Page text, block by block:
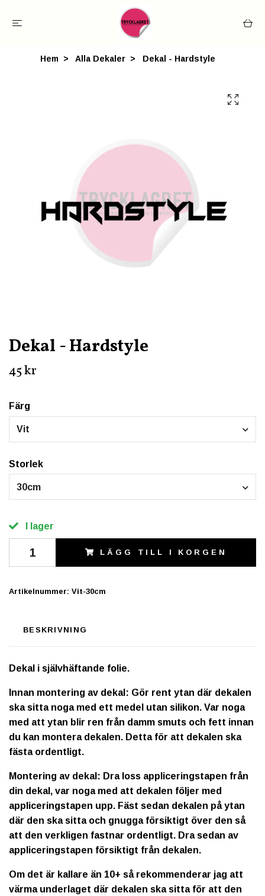
Hem Alla Dekaler Dekal - Hardstyle
Dekal - Hardstyle
45 kr
Färg
Vit
Storlek
30cm
I lager
LÄGG TILL I KORGEN
Artikelnummer: Vit-30cm
BESKRIVNING
Dekal i självhäftande folie.
Innan montering av dekal: Gör rent ytan där dekalen
ska sitta noga med ett medel utan silikon. Var noga
med att ytan blir ren från damm smuts och fett innan
du kan montera dekalen. Detta för att dekalen ska
fästa ordentligt.
Montering av dekal: Dra loss appliceringstapen från
din dekal, var noga med att dekalen följer med
appliceringstapen upp. Fäst sedan dekalen på ytan
där den ska sitta och gnugga försiktigt över den så
att den verkligen fastnar ordentligt. Dra sedan av
appliceringstapen försiktigt från dekalen.
Om det är kallare än 10+ så rekommenderar jag att
värma underlaget där dekalen ska sitta för att den